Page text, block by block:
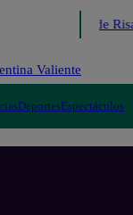
Me Caigo de Risa
Valiente
DeportesEspectáculos